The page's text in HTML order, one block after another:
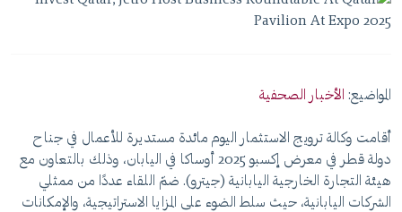
المواضيع: الأخبار الصحفية
أقامت وكالة ترويج الاستثمار اليوم مائدة مستديرة للأعمال في جناح
دولة قطر في معرض إكسبو 2025 أوساكا في اليابان، وذلك بالتعاون مع
هيئة التجارة الخارجية اليابانية (جيترو). ضمّ اللقاء عددًا من ممثلي
الشركات اليابانية، حيث سلط الضوء على المزايا الاستراتيجية، والإمكانات